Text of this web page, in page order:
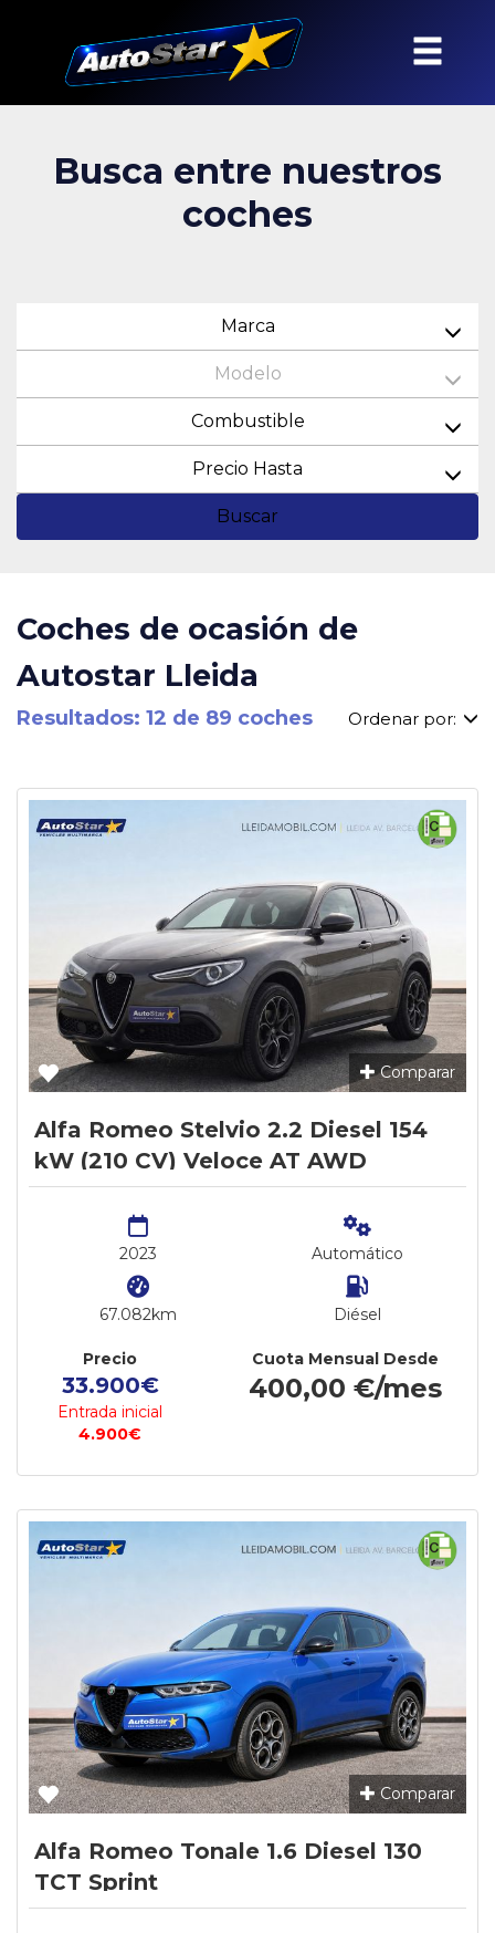
Busca entre nuestros
coches
Marca
Modelo
Combustible
Precio Hasta
Buscar
Coches de ocasión de
Autostar Lleida
Resultados: 12 de 89 coches Ordenar por:
Comparar
Alfa Romeo Stelvio 2.2 Diesel 154
kW (210 CV) Veloce AT AWD
2023
67.082km
Automático
Diésel
Precio
33.900€
Entrada inicial
4.900€
Cuota Mensual Desde
400,00 €/mes
Comparar
Alfa Romeo Tonale 1.6 Diesel 130
TCT Sprint